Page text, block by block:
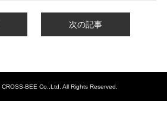
次の記事
BEE Co.,Ltd. All Rights Reserved.